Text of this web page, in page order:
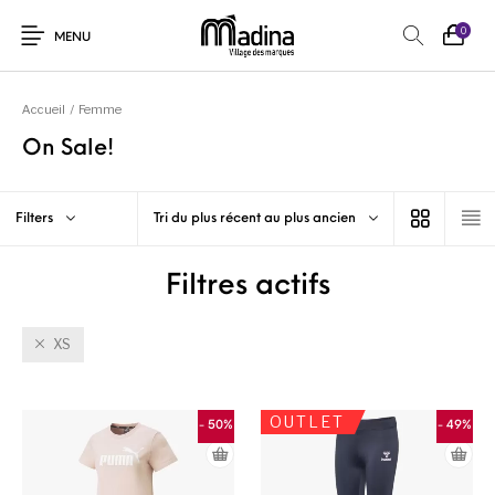
MENU
0
Accueil / Femme
On Sale!
Filters Tri du plus récent au plus ancien
Filtres actifs
XS
- 50% - 49%
OUTLET